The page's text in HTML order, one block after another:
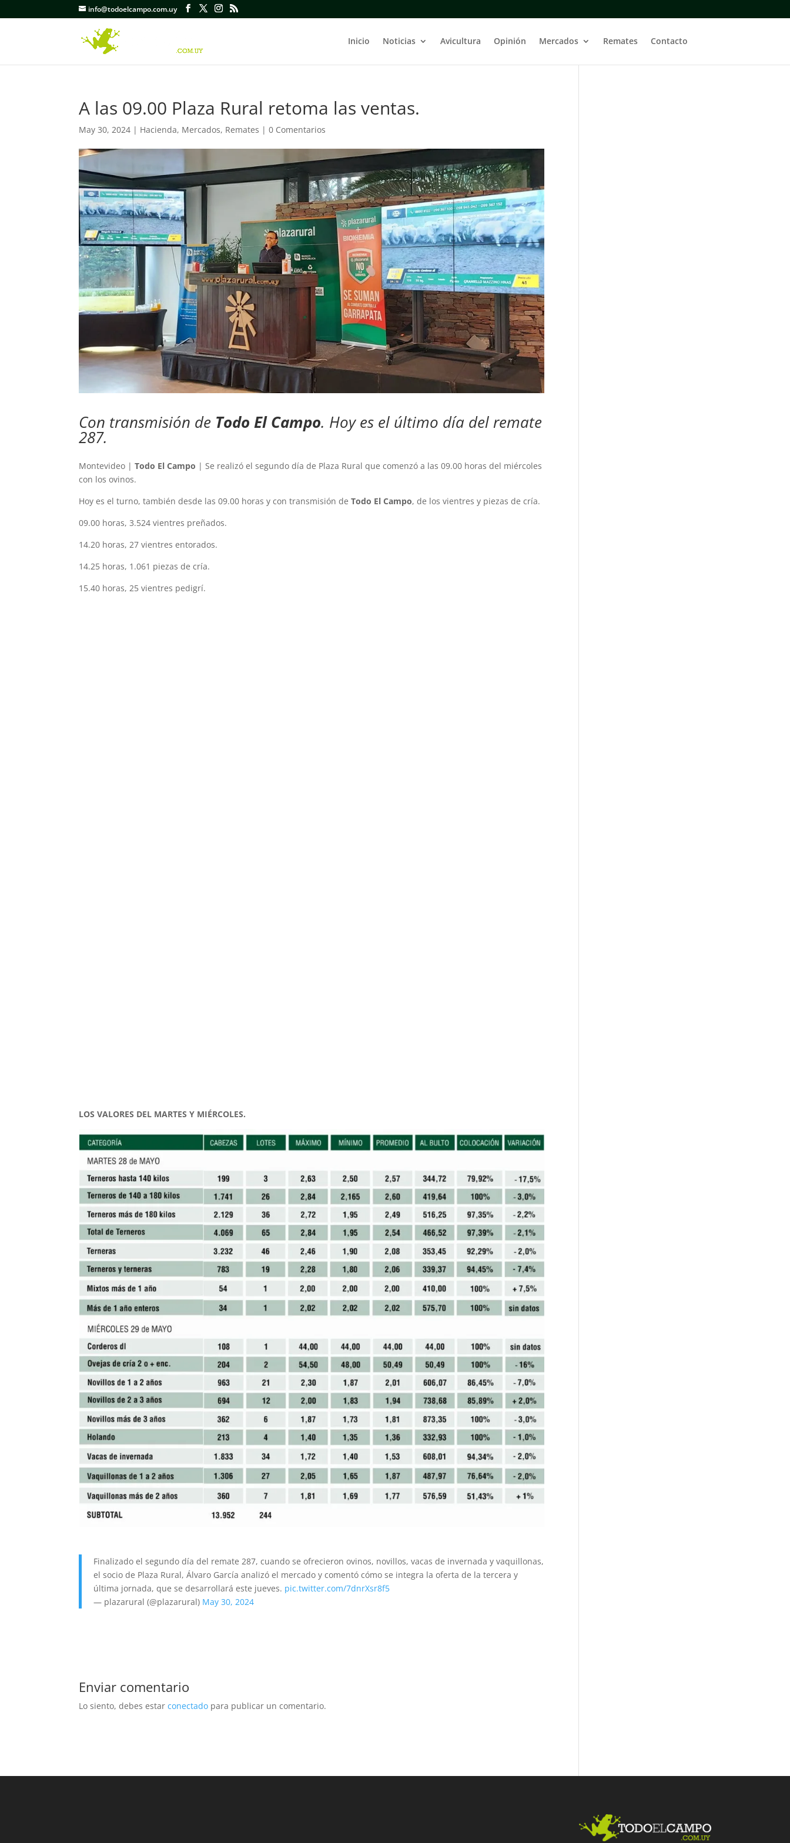
info@todoelcampo.com.uy
Inicio Noticias Avicultura Opinión Mercados Remates Contacto
A las 09.00 Plaza Rural retoma las ventas.
May 30, 2024 | Hacienda, Mercados, Remates |0 Comentarios
Con transmisión de Todo El Campo. Hoy es el último día del remate
287.
Montevideo |Todo El Campo | Se realizó el segundo día de Plaza Rural que comenzó a las 09.00 horas del miércoles
con los ovinos.
Hoy es el turno, también desde las 09.00 horas y con transmisión deTodo El Campo, de los vientres y piezas de cría.
09.00 horas, 3.524 vientres preñados.
14.20 horas, 27 vientres entorados.
14.25 horas, 1.061 piezas de cría.
15.40 horas, 25 vientres pedigrí.
LOS VALORES DEL MARTES Y MIÉRCOLES.
Finalizado el segundo día del remate 287, cuando se ofrecieron ovinos, novillos, vacas de invernada y vaquillonas,
el socio de Plaza Rural, Álvaro García analizó el mercado y comentó cómo se integra la oferta de la tercera y
última jornada, que se desarrollará este jueves. pic.twitter.com/7dnrXsr8f5
— plazarural (@plazarural) May 30, 2024
Enviar comentario
Lo siento, debes estarconectado para publicar un comentario.
Fac
ebo
Twit
ter